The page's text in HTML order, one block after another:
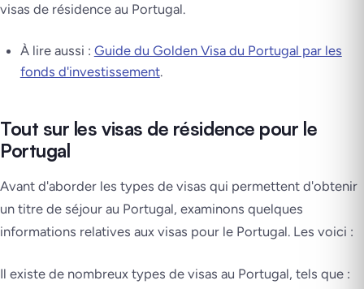
visas de résidence au Portugal.
À lire aussi : Guide du Golden Visa du Portugal par les
fonds d'investissement.
Tout sur les visas de résidence pour le
Portugal
Avant d'aborder les types de visas qui permettent d'obtenir
un titre de séjour au Portugal, examinons quelques
informations relatives aux visas pour le Portugal. Les voici :
Il existe de nombreux types de visas au Portugal, tels que :